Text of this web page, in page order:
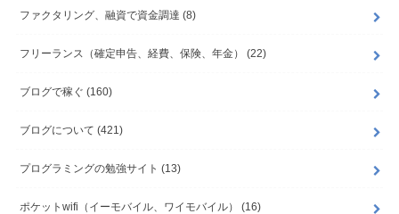
ファクタリング、融資で資金調達 (8)
フリーランス（確定申告、経費、保険、年金） (22)
ブログで稼ぐ (160)
ブログについて (421)
プログラミングの勉強サイト (13)
ポケットwifi（イーモバイル、ワイモバイル） (16)